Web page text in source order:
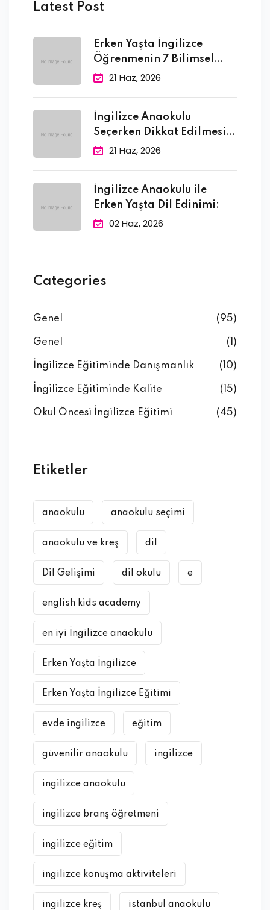
Latest Post
Erken Yaşta İngilizce
Öğrenmenin 7 Bilimsel
Faydası
21 Haz, 2026
İngilizce Anaokulu
Seçerken Dikkat Edilmesi
Gereken 10
21 Haz, 2026
İngilizce Anaokulu ile
Erken Yaşta Dil Edinimi:
02 Haz, 2026
Categories
Genel (95)
Genel (1)
İngilizce Eğitiminde Danışmanlık (10)
İngilizce Eğitiminde Kalite (15)
Okul Öncesi İngilizce Eğitimi (45)
Etiketler
anaokulu anaokulu seçimi
anaokulu ve kreş dil
Dil Gelişimi dil okulu e
english kids academy
en iyi İngilizce anaokulu
Erken Yaşta İngilizce
Erken Yaşta İngilizce Eğitimi
evde ingilizce eğitim
güvenilir anaokulu ingilizce
ingilizce anaokulu
ingilizce branş öğretmeni
ingilizce eğitim
ingilizce konuşma aktiviteleri
ingilizce kreş istanbul anaokulu